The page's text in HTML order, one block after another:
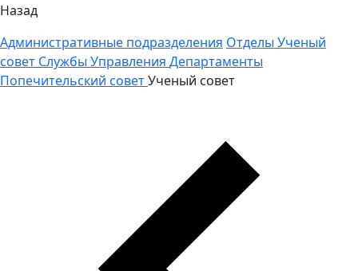
Назад
Административные подразделения Отделы Ученый
совет Службы Управления Департаменты
Попечительский советУченый совет